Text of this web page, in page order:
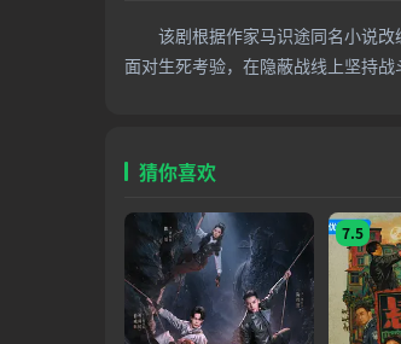
该剧根据作家马识途同名小说改
面对生死考验，在隐蔽战线上坚持战
猜你喜欢
7.5